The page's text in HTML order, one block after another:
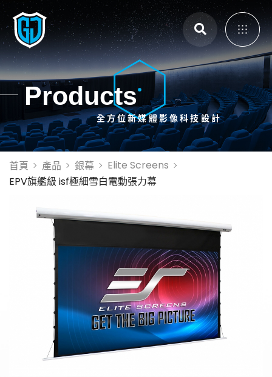
主選單
展覽展示設計
體感互動裝置
大畫面投影拼接
投影設備租賃
金字塔設備租賃
聯絡資訊
投影機
銀幕
全息金字塔
全息投影
顯示器
投影鏡頭
Products
全方位新媒體影像科技設計
首頁 產品 銀幕
Elite Screens
EPV旗艦級 isf極細雪白電動張力幕